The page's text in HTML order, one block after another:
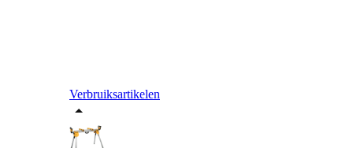
Verbruiksartikelen